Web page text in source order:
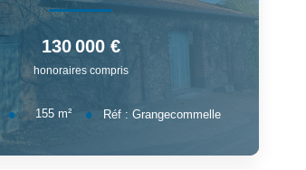
130 000 €
honoraires compris
155m² Réf :Grangecommelle